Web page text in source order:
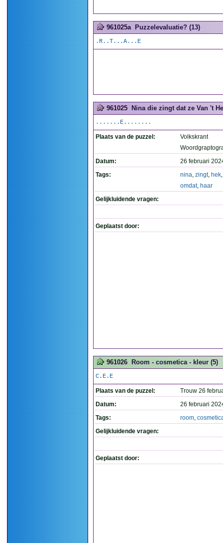
961025a Puzzelevaluatie? (13)
.R..T...A...E
961025 Nina die zingt dat ze Van 't
.......E........
Plaats van de puzzel:
Volkskrant
Datum:
26 februari
Tags:
nina, zingt, hek
omdat, haar
Gelijkluidende vragen:
Geplaatst door:
961026 Room - cosmetica - kleur (5)
C.E.E
Plaats van de puzzel:
Trouw 26
Datum:
26 februari
Tags:
room,
Gelijkluidende vragen:
Geplaatst door: